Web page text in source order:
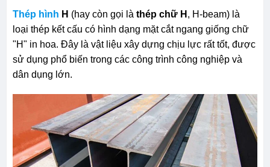
Thép hình H (hay còn gọi là thép chữ H , H-beam) là
loại thép kết cấu có hình dạng mặt cắt ngang giống chữ
"H" in hoa. Đây là vật liệu xây dựng chịu lực rất tốt, được
sử dụng phổ biến trong các công trình công nghiệp và
dân dụng lớn.